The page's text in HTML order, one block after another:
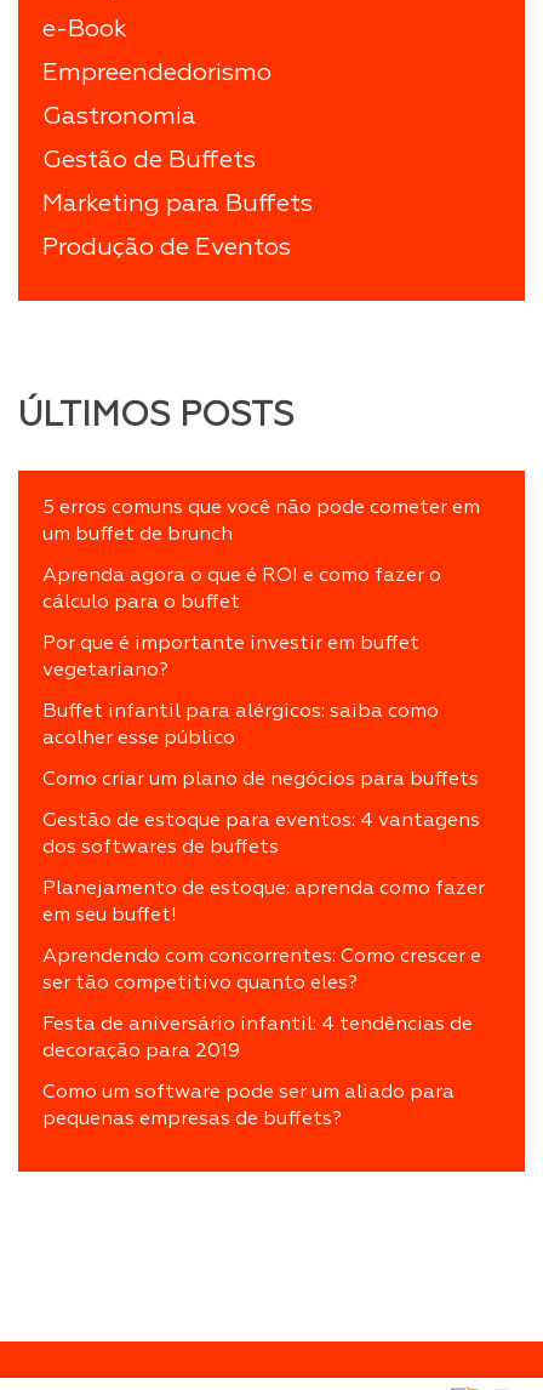
e-Book
Empreendedorismo
Gastronomia
Gestão de Buffets
Marketing para Buffets
Produção de Eventos
ÚLTIMOS POSTS
5 erros comuns que você não pode cometer em
um buffet de brunch
Aprenda agora o que é ROI e como fazer o
cálculo para o buffet
Por que é importante investir em buffet
vegetariano?
Buffet infantil para alérgicos: saiba como
acolher esse público
Como criar um plano de negócios para buffets
Gestão de estoque para eventos: 4 vantagens
dos softwares de buffets
Planejamento de estoque: aprenda como fazer
em seu buffet!
Aprendendo com concorrentes: Como crescer e
ser tão competitivo quanto eles?
Festa de aniversário infantil: 4 tendências de
decoração para 2019
Como um software pode ser um aliado para
pequenas empresas de buffets?